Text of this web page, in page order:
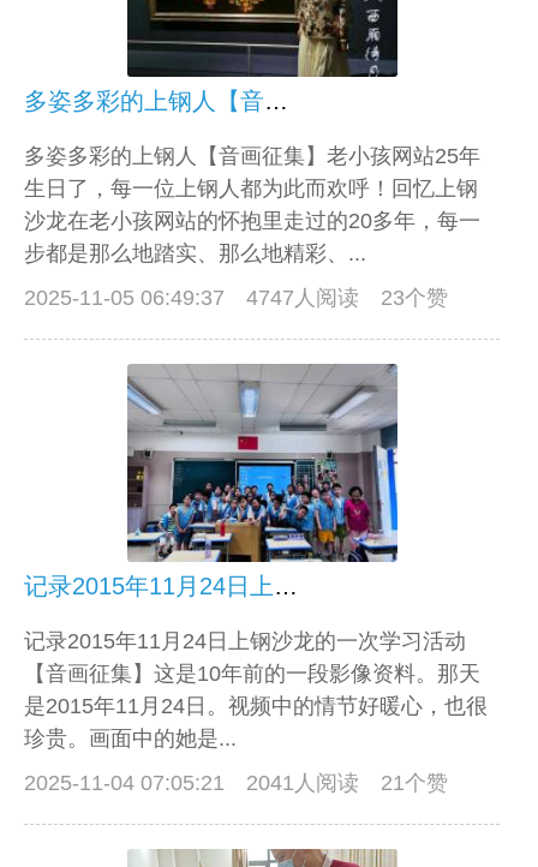
多姿多彩的上钢人【音画征集】
多姿多彩的上钢人【音画征集】老小孩网站25年
生日了，每一位上钢人都为此而欢呼！回忆上钢
沙龙在老小孩网站的怀抱里走过的20多年，每一
步都是那么地踏实、那么地精彩、...
2025-11-05 06:49:37
4747人阅读 23个赞
记录2015年11月24日上钢沙龙的一次学习活动【音画征集】
记录2015年11月24日上钢沙龙的一次学习活动
【音画征集】这是10年前的一段影像资料。那天
是2015年11月24日。视频中的情节好暖心，也很
珍贵。画面中的她是...
2025-11-04 07:05:21
2041人阅读 21个赞